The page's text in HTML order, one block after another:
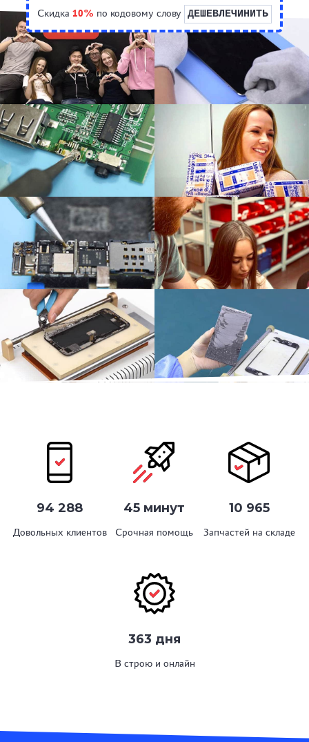
Скидка 10% по кодовому слову ДЕШЕВЛЕЧИНИТЬ
94 288
Довольных клиентов
45 минут
Срочная помощь
10 965
Запчастей на складе
363 дня
В строю и онлайн